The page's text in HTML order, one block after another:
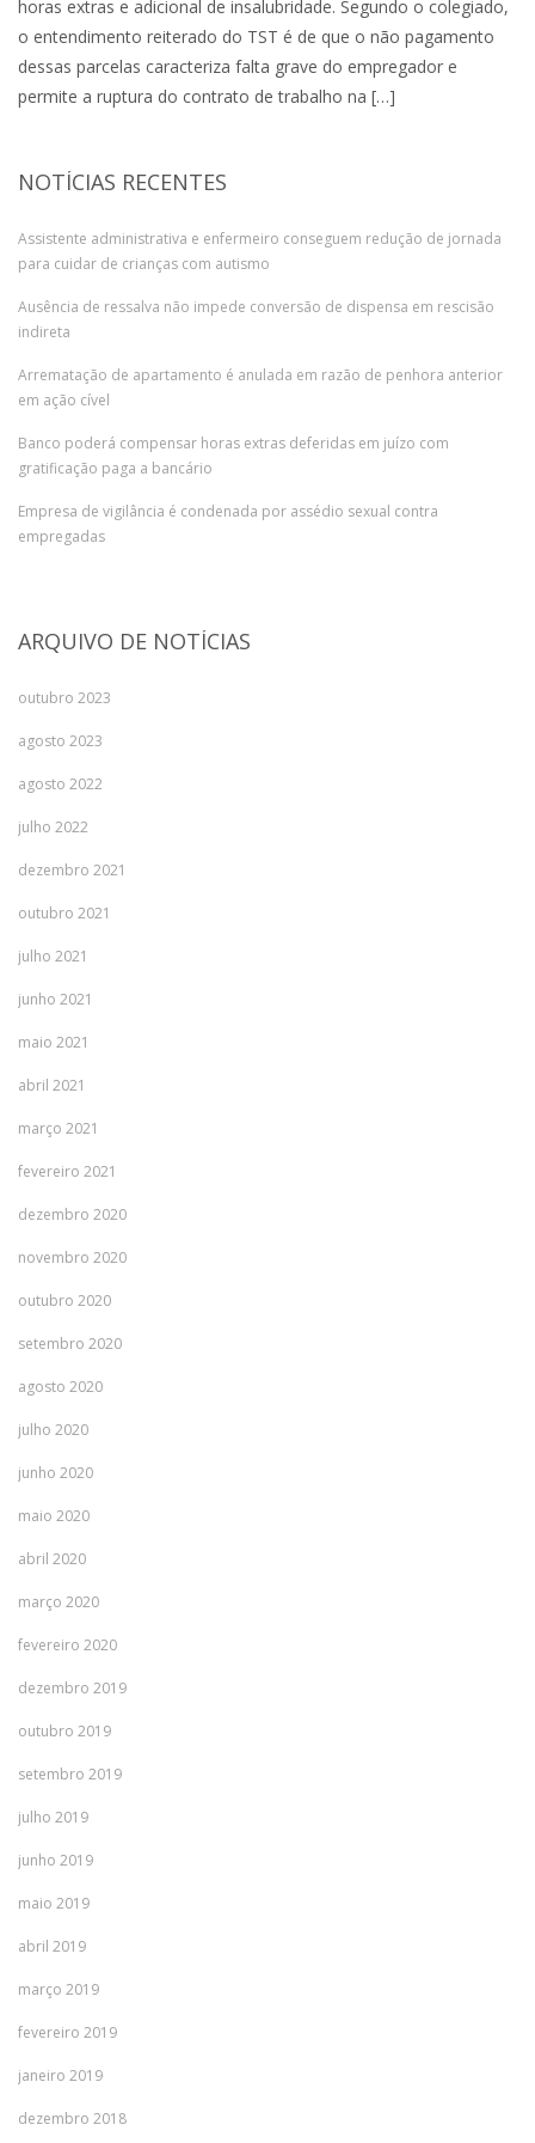
horas extras e adicional de insalubridade. Segundo o colegiado,
o entendimento reiterado do TST é de que o não pagamento
dessas parcelas caracteriza falta grave do empregador e
permite a ruptura do contrato de trabalho na […]
NOTÍCIAS RECENTES
Assistente administrativa e enfermeiro conseguem redução de jornada
para cuidar de crianças com autismo
Ausência de ressalva não impede conversão de dispensa em rescisão
indireta
Arrematação de apartamento é anulada em razão de penhora anterior
em ação cível
Banco poderá compensar horas extras deferidas em juízo com
gratificação paga a bancário
Empresa de vigilância é condenada por assédio sexual contra
empregadas
ARQUIVO DE NOTÍCIAS
outubro 2023
agosto 2023
agosto 2022
julho 2022
dezembro 2021
outubro 2021
julho 2021
junho 2021
maio 2021
abril 2021
março 2021
fevereiro 2021
dezembro 2020
novembro 2020
outubro 2020
setembro 2020
agosto 2020
julho 2020
junho 2020
maio 2020
abril 2020
março 2020
fevereiro 2020
dezembro 2019
outubro 2019
setembro 2019
julho 2019
junho 2019
maio 2019
abril 2019
março 2019
fevereiro 2019
janeiro 2019
dezembro 2018